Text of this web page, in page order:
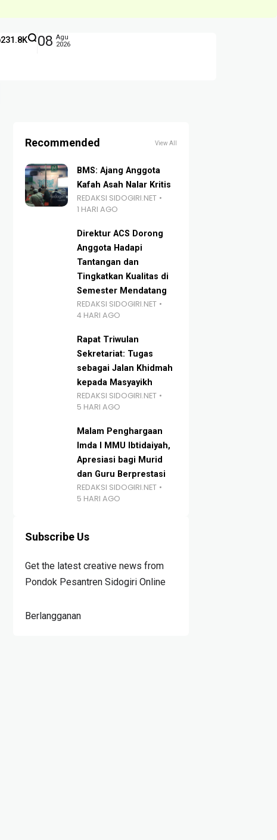
231.8K 08 Agu
2026
Recommended View All
BMS: Ajang Anggota
Kafah Asah Nalar Kritis
REDAKSI SIDOGIRI.NET
1 HARI AGO
Direktur ACS Dorong
Anggota Hadapi
Tantangan dan
Tingkatkan Kualitas di
Semester Mendatang
REDAKSI SIDOGIRI.NET
4 HARI AGO
Rapat Triwulan
Sekretariat: Tugas
sebagai Jalan Khidmah
kepada Masyayikh
REDAKSI SIDOGIRI.NET
5 HARI AGO
Malam Penghargaan
Imda I MMU Ibtidaiyah,
Apresiasi bagi Murid
dan Guru Berprestasi
REDAKSI SIDOGIRI.NET
5 HARI AGO
Subscribe Us
Get the latest creative news from
Pondok Pesantren Sidogiri Online
Berlangganan